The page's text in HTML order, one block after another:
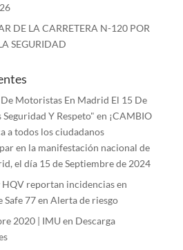
DE LA CARRETERA N-120 POR
SEGURIDAD
Motoristas En Madrid El 15 De
Y Respeto" en ¡CAMBIO
a todos los ciudadanos
en la manifestación nacional de
el día 15 de Septiembre de 2024
HQV reportan incidencias en
Safe 77en Alerta de riesgo
2020 | IMU en Descarga